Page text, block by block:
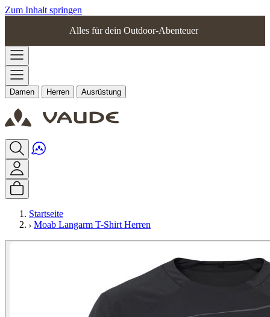
Zum Inhalt springen
Alles für dein Outdoor-Abenteuer
Damen Herren Ausrüstung
Startseite
Moab Langarm T-Shirt Herren